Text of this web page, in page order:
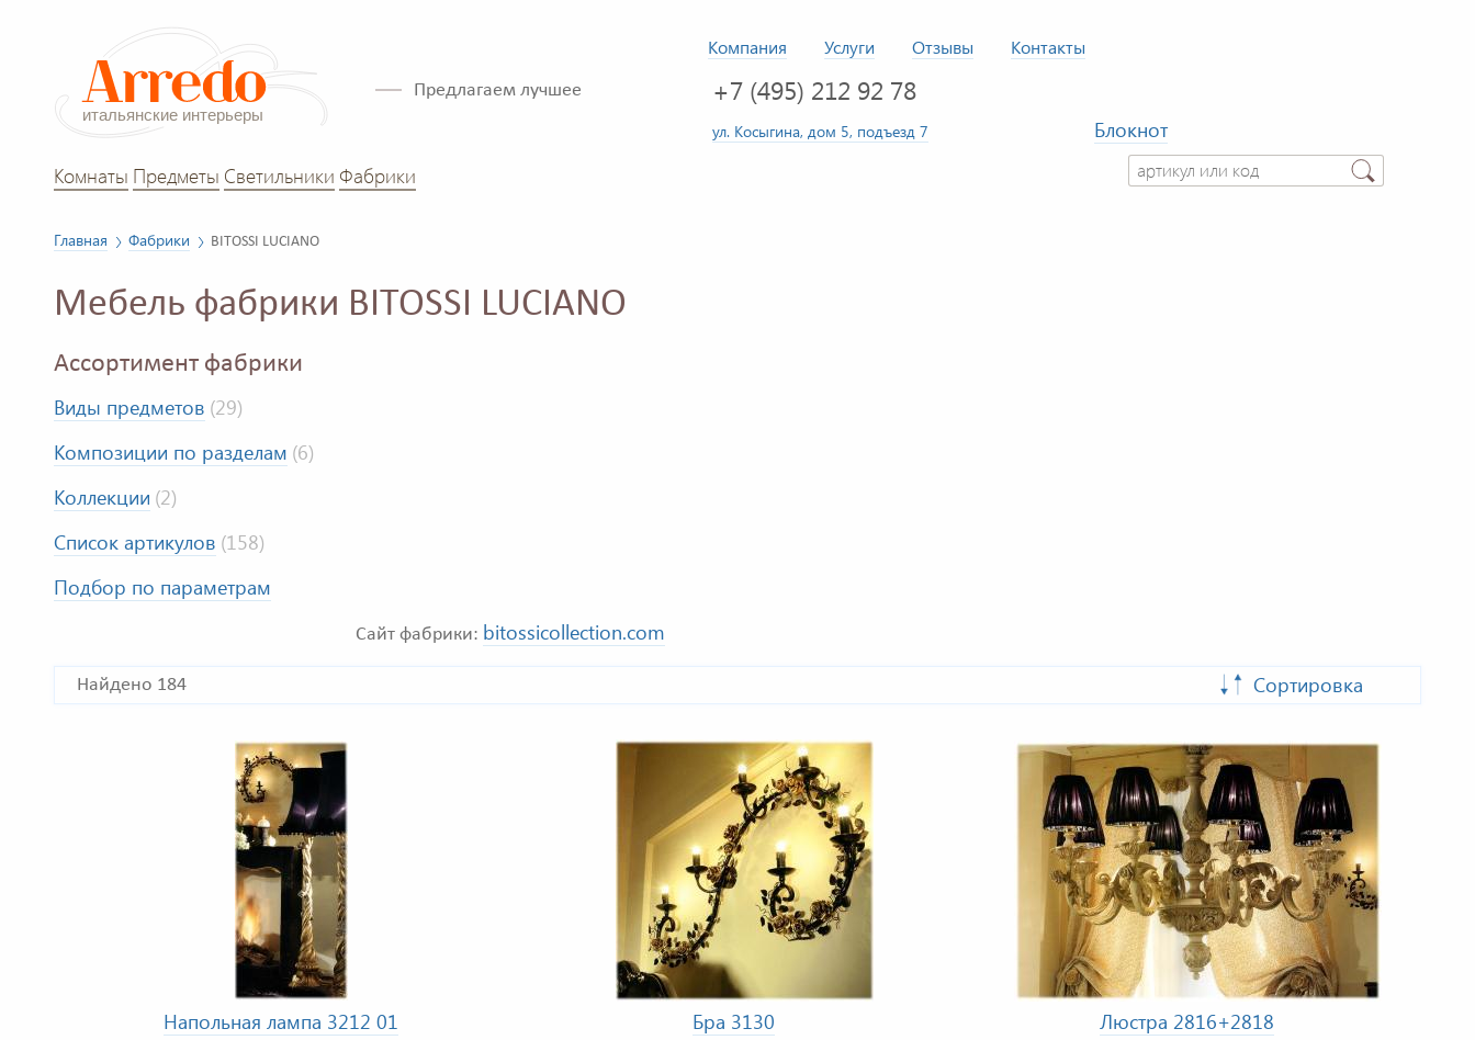
Компания Услуги Отзывы Контакты
Предлагаем лучшее +7 (495) 212 92 78
ул. Косыгина, дом 5, подъезд 7
Блокнот
Комнаты Предметы Светильники Фабрики
Главная Фабрики BITOSSI LUCIANO
Мебель фабрики BITOSSI LUCIANO
Ассортимент фабрики
Виды предметов (29)
Композиции по разделам (6)
Коллекции (2)
Список артикулов (158)
Подбор по параметрам
Сайт фабрики: bitossicollection.com
Найдено 184 Сортировка
Напольная лампа 3212 01 Бра 3130 Люстра 2816+2818